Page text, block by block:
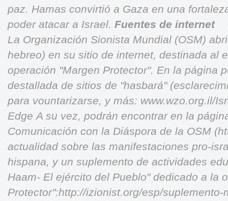
paz. Hamas convirtió a Gaza en una
poder atacar a Israel. Fuentes de internet
La Organización Sionista Mundial (OSM)
hebreo) en su sitio de internet, destinada al
operación "Margen Protector". En la página
destallada de sitios de "hasbará"
para vountarizarse, y más: www.wzo.org.il/
Edge A su vez, podrán encontrar en la
Comunicación con la Diáspora de la OSM
actualidad sobre las manifestaciones pro-
hispana, y un suplemento de actividades
Haam- El ejército del Pueblo" dedicado a la
Protector":http://izionist.org/esp/